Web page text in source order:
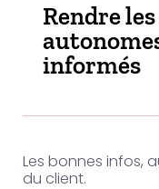
Rendre
informés
Les bonnes infos,
du client.